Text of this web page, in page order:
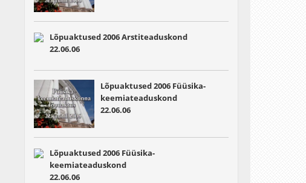
Lõpuaktused 2006Arstiteaduskond
22.06.06
Lõpuaktused 2006 Füüsika-
keemiateaduskond
22.06.06
Lõpuaktused 2006 Füüsika-
keemiateaduskond
22.06.06